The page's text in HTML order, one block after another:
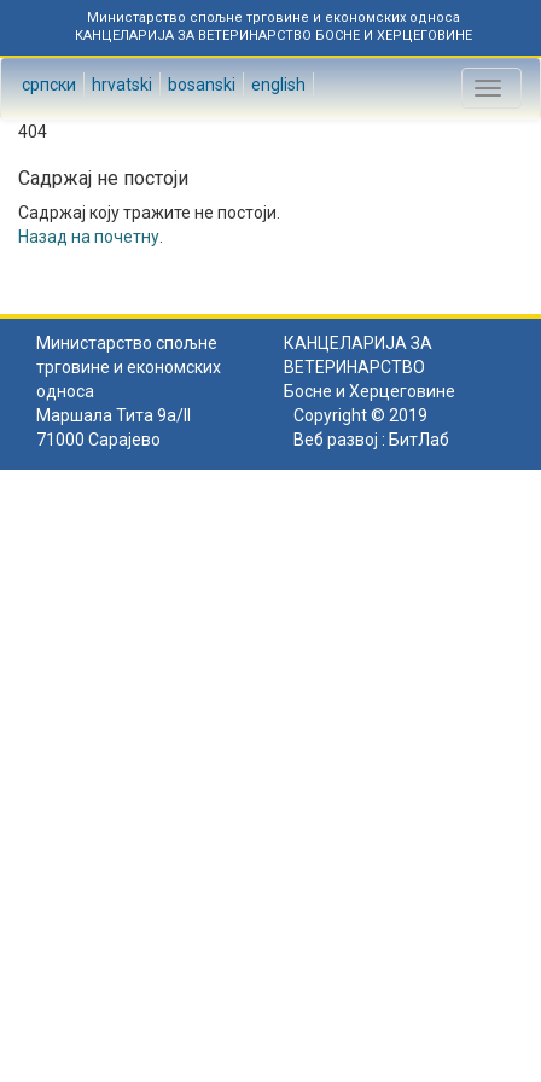
Министарство спољне трговине и економских односа
КАНЦЕЛАРИЈА ЗА ВЕТЕРИНАРСТВО БОСНЕ И ХЕРЦЕГОВИНЕ
српски hrvatski bosanski english
Toggle
404
Садржај не постоји
Садржај коју тражите не постоји.
Назад на почетну
Министарство спољне
трговине и економских
односа
КАНЦЕЛАРИЈА ЗА
ВЕТЕРИНАРСТВО
Босне и Херцеговине
Маршала Тита 9а/II
71000 Сарајево
Copyright © 2019
Веб развој : БитЛаб